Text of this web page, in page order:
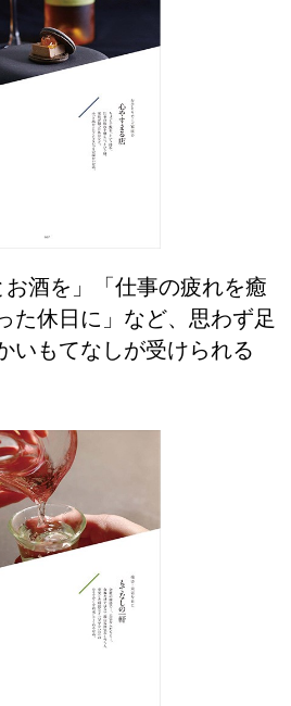
酒を」「仕事の疲れを癒
た休日に」など、思わず足
いもてなしが受けられる